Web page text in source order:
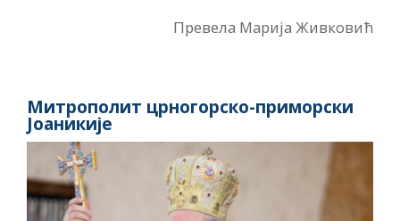
Превела Марија Живковић
Митрополит црногорско-приморски
Јоаникије